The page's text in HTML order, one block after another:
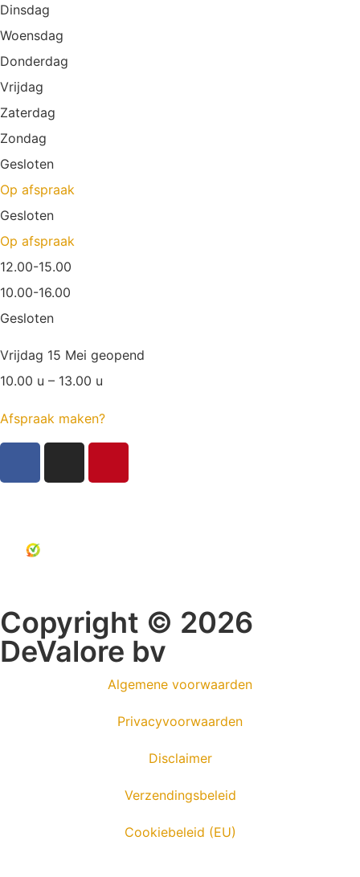
Dinsdag
Woensdag
Donderdag
Vrijdag
Zaterdag
Zondag
Gesloten
Op afspraak
Gesloten
Op afspraak
12.00-15.00
10.00-16.00
Gesloten
Vrijdag 15 Mei geopend
10.00 u – 13.00 u
Afspraak maken?
Copyright © 2026
DeValore bv
Algemene voorwaarden
Privacyvoorwaarden
Disclaimer
Verzendingsbeleid
Cookiebeleid (EU)